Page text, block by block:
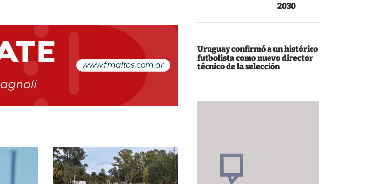
2030
Uruguay confirmó a un histórico
futbolista como nuevo director
técnico de la selección